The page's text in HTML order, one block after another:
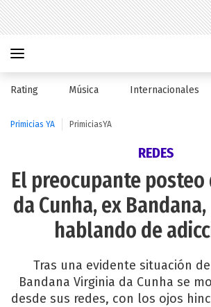
Rating Música Internacionales
Primicias YA PrimiciasYA
REDES
El preocupante
da Cunha, ex
hablando de
Tras una evidente situación
Bandana Virginia da Cunha se
desde sus redes, con los ojos